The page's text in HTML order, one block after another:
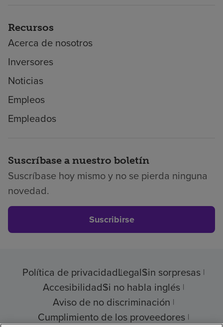
Recursos
Acerca de nosotros
Inversores
Noticias
Empleos
Empleados
Suscríbase a nuestro boletín
Suscríbase hoy mismo y no se pierda ninguna
novedad.
Suscribirse
Política de privacidadLegalSin sorpresas
AccesibilidadSi no habla inglés
Aviso de no discriminación
Cumplimiento de los proveedores